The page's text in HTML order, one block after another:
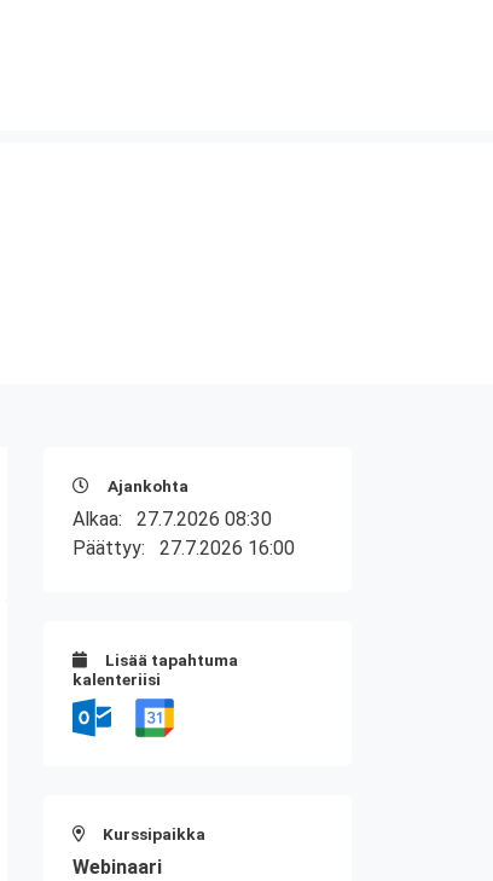
Ajankohta
Alkaa: 27.7.2026 08:30
Päättyy: 27.7.2026 16:00
Lisää tapahtuma
kalenteriisi
Kurssipaikka
Webinaari